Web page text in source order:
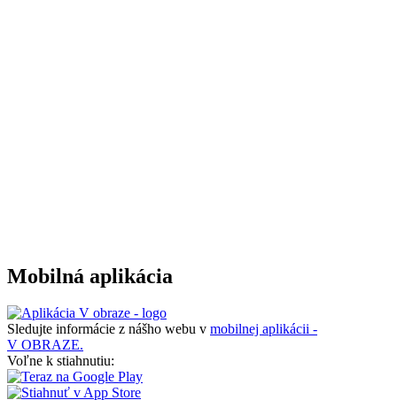
Mobilná aplikácia
Sledujte informácie z nášho webu v mobilnej aplikácii -
V OBRAZE.
Voľne k stiahnutiu: